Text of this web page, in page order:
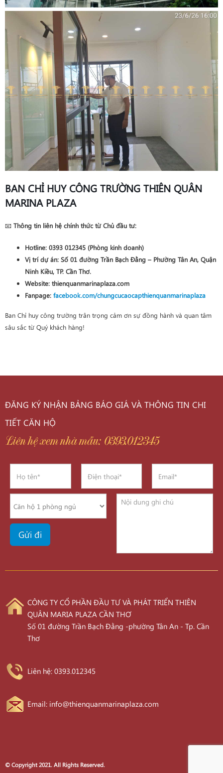
BAN CHỈ HUY CÔNG TRƯỜNG THIÊN QUÂN
MARINA PLAZA
📧 Thông tin liên hệ chính thức từ Chủ đầu tư:
Hotline: 0393 012345 (Phòng kinh doanh)
Vị trí dự án: Số 01 đường Trần Bạch Đằng – Phường Tân An, Quận
Ninh Kiều, TP. Cần Thơ.
Website: thienquanmarinaplaza.com
Fanpage: facebook.com/chungcucaocapthienquanmarinaplaza
Ban Chỉ huy công trường trân trọng cảm ơn sự đồng hành và quan tâm
sâu sắc từ Quý khách hàng!
ĐĂNG KÝ NHẬN BẢNG BÁO GIÁ VÀ THÔNG TIN CHI
TIẾT CĂN HỘ
Liên hệ xem nhà mẫu: 0393.012345
CÔNG TY CỔ PHẦN ĐẦU TƯ VÀ PHÁT TRIỂN THIÊN
QUÂN MARIA PLAZA CẦN THƠ
Số 01 đường Trần Bạch Đằng -phường Tân An - Tp. Cần
Thơ
Liên hệ: 0393.012345
Email: info@thienquanmarinaplaza.com
© Copyright 2021. All Rights Reserved.